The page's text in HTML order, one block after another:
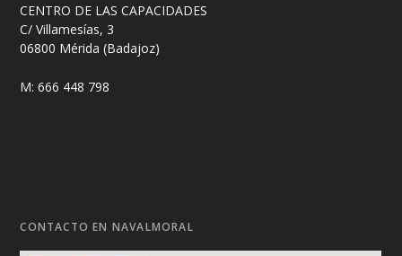
CENTRO DE LAS CAPACIDADES
C/ Villamesías, 3
06800 Mérida (Badajoz)
M: 666 448 798
CONTACTO EN NAVALMORAL